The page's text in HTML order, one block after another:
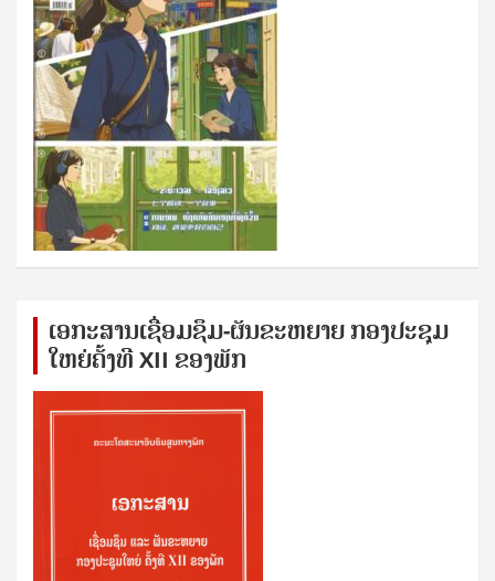
ເອກ​ະ​ສານ​ເຊ​ື່ອມ​ຊ​ຶມ-ຜັນ​ຂະ​ຫ​ຍາຍ ກອງ​ປະ​ຊຸມ​
ໃຫຍ່​ຄັ້ງ​ທີ XII ຂອງ​ພັກ